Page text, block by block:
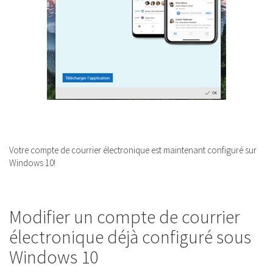
Votre compte de courrier électronique est maintenant configuré sur
Windows 10!
Modifier un compte de courrier
électronique déjà configuré sous
Windows 10